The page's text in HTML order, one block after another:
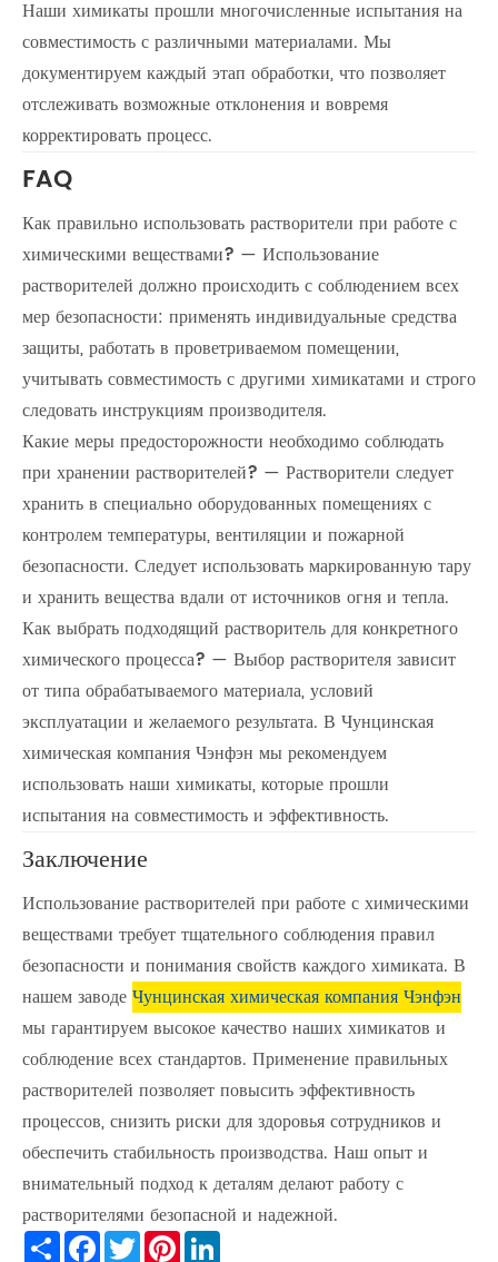
Наши химикаты прошли многочисленные испытания на
совместимость с различными материалами. Мы
документируем каждый этап обработки, что позволяет
отслеживать возможные отклонения и вовремя
корректировать процесс.
FAQ
Как правильно использовать растворители при работе с
химическими веществами? — Использование
растворителей должно происходить с соблюдением всех
мер безопасности: применять индивидуальные средства
защиты, работать в проветриваемом помещении,
учитывать совместимость с другими химикатами и строго
следовать инструкциям производителя.
Какие меры предосторожности необходимо соблюдать
при хранении растворителей? — Растворители следует
хранить в специально оборудованных помещениях с
контролем температуры, вентиляции и пожарной
безопасности. Следует использовать маркированную тару
и хранить вещества вдали от источников огня и тепла.
Как выбрать подходящий растворитель для конкретного
химического процесса? — Выбор растворителя зависит
от типа обрабатываемого материала, условий
эксплуатации и желаемого результата. В Чунцинская
химическая компания Чэнфэн мы рекомендуем
использовать наши химикаты, которые прошли
испытания на совместимость и эффективность.
Заключение
Использование растворителей при работе с химическими
веществами требует тщательного соблюдения правил
безопасности и понимания свойств каждого химиката. В
нашем заводеЧунцинская химическая компания Чэнфэн
мы гарантируем высокое качество наших химикатов и
соблюдение всех стандартов. Применение правильных
растворителей позволяет повысить эффективность
процессов, снизить риски для здоровья сотрудников и
обеспечить стабильность производства. Наш опыт и
внимательный подход к деталям делают работу с
растворителями безопасной и надежной.
ShareFacebookTwitterPinterest